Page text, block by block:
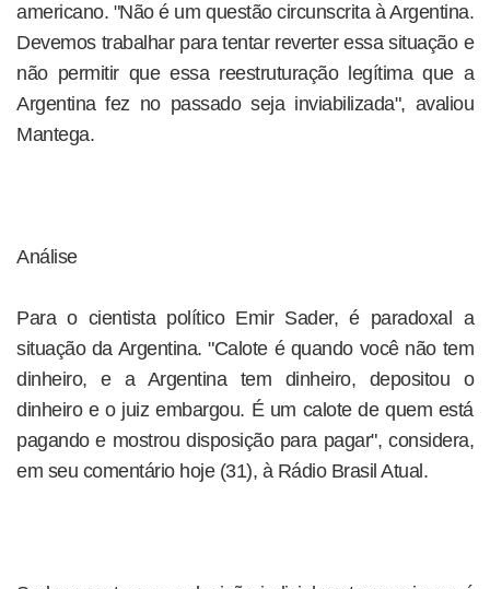
americano. "Não é um questão circunscrita à Argentina.
Devemos trabalhar para tentar reverter essa situação e
não permitir que essa reestruturação legítima que a
Argentina fez no passado seja inviabilizada", avaliou
Mantega.
Análise
Para o cientista político Emir Sader, é paradoxal a
situação da Argentina. "Calote é quando você não tem
dinheiro, e a Argentina tem dinheiro, depositou o
dinheiro e o juiz embargou. É um calote de quem está
pagando e mostrou disposição para pagar", considera,
em seu comentário hoje (31), à Rádio Brasil Atual.